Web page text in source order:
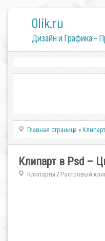
0lik.ru
Дизайн и Графика -
Главная страница »
Клипарт в Psd –
Клипарты / Растровый